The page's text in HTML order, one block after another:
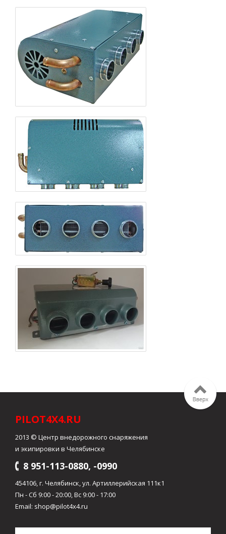
PILOT4X4.RU
2013 © Центр внедорожного снаряжения
и экипировки в Челябинске
8 951-113-0880, -0990
454106, г. Челябинск, ул. Артиллерийская 111к1
Пн - Сб 9:00 - 20:00, Вс 9:00 - 17:00
Email: shop@pilot4x4.ru